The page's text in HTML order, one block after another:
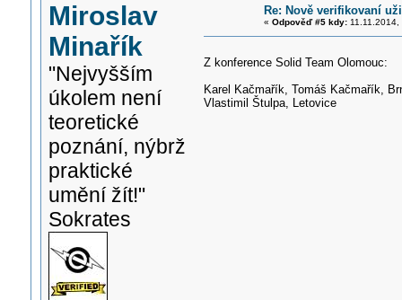
Miroslav
Minařík
"Nejvyšším
úkolem není
teoretické
poznání, nýbrž
praktické
umění žít!"
Sokrates
Re: Nově verifikovaní
« Odpověď #5 kdy:11.11.2014,
Z konference Solid Team Olomouc:
Karel Kačmařík, Tomáš Kačmařík,
Vlastimil Štulpa, Letovice